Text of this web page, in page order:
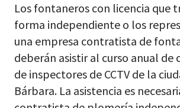
Los fontaneros con licencia que
forma independiente o los
una empresa contratista de
deberán asistir al curso anual de
de inspectores de CCTV de la
Bárbara. La asistencia es